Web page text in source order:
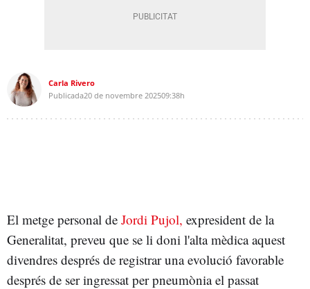
Carla Rivero
Publicada20 de novembre 202509:38h
El metge personal de Jordi Pujol, expresident de la
Generalitat, preveu que se li doni l'alta mèdica aquest
divendres després de registrar una evolució favorable
després de ser ingressat per pneumònia el passat